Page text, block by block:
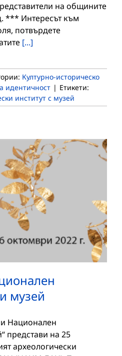
на общините
*** Интересът към
потвърдете
[...]
Културно-историческо
идентичност | Етикети:
институт с музей
музей
Национален
представи на 25
археологически